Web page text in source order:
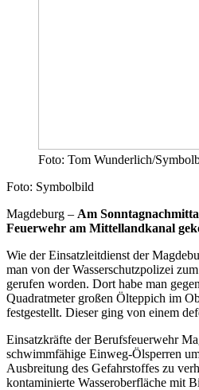
Foto: Tom Wunderlich/
Foto: Symbolbild
Magdeburg – Am
Feuerwehr am Mittellandkanal
Wie der Einsatzleitdienst der
man von der Wasserschutzpolizei
gerufen worden. Dort habe man
Quadratmeter großen Ölteppich im
festgestellt. Dieser ging von einem
Einsatzkräfte der Berufsfeuerwehr
schwimmfähige Einweg-Ölsperren
Ausbreitung des Gefahrstoffes zu
kontaminierte Wasseroberfläche mit